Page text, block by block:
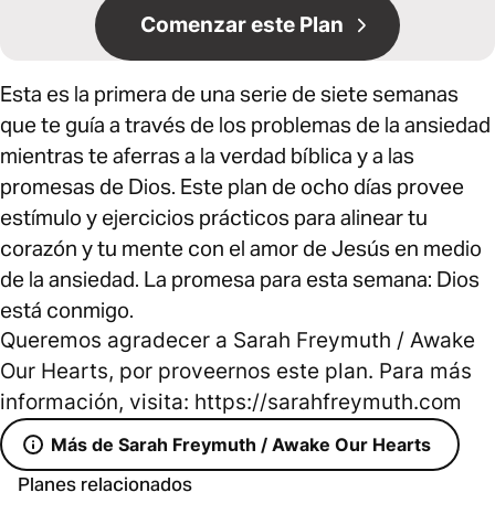
Comenzar este Plan
Esta es la primera de una serie de siete semanas
que te guía a través de los problemas de la ansiedad
mientras te aferras a la verdad bíblica y a las
promesas de Dios. Este plan de ocho días provee
estímulo y ejercicios prácticos para alinear tu
corazón y tu mente con el amor de Jesús en medio
de la ansiedad. La promesa para esta semana: Dios
está conmigo.
Queremos agradecer a Sarah Freymuth / Awake
Our Hearts, por proveernos este plan. Para más
información, visita: https://sarahfreymuth.com
Más de Sarah Freymuth / Awake Our Hearts
Planes relacionados